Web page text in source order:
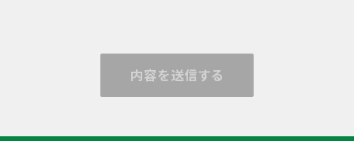
内容を送信する